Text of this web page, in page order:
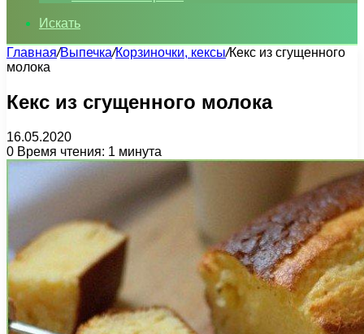
Искать
Главная/Выпечка/Корзиночки, кексы/Кекс из сгущенного
молока
Кекс из сгущенного молока
16.05.2020
0 Время чтения: 1 минута